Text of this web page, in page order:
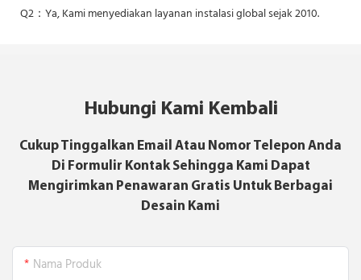
Q2：Ya,Kami menyediakan layanan instalasi global sejak 2010.
Hubungi Kami Kembali
Cukup Tinggalkan Email Atau Nomor Telepon Anda
Di Formulir Kontak Sehingga Kami Dapat
Mengirimkan Penawaran Gratis Untuk Berbagai
Desain Kami
Nama Produk